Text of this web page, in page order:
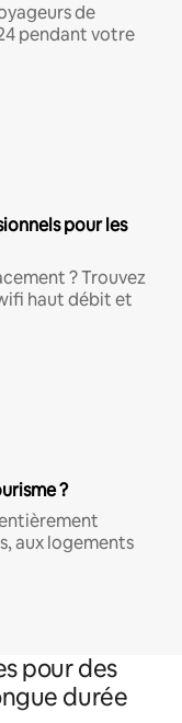
de
pendant votre
pour les
? Trouvez
haut débit et
?
aux logements
pour des
durée